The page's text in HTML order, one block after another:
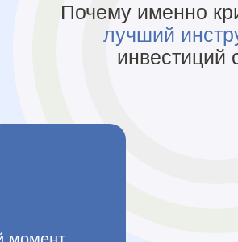
Почему именно
лучший
инвестиций